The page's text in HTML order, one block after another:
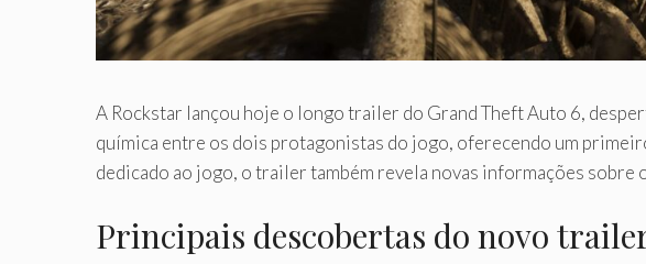
A Rockstar lançou hoje o longo trailer do Grand Theft Auto 6,
química entre os dois protagonistas do jogo, oferecendo um
dedicado ao jogo, o trailer também revela novas informações sobre
Principais descobertas do novo